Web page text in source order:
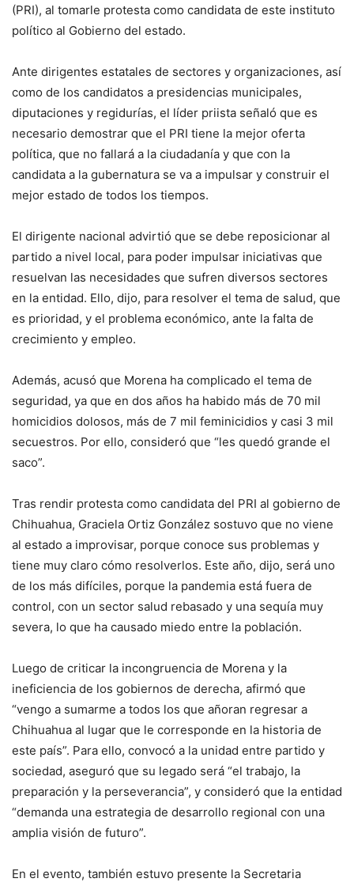
(PRI), al tomarle protesta como candidata de este instituto
político al Gobierno del estado.
Ante dirigentes estatales de sectores y organizaciones, así
como de los candidatos a presidencias municipales,
diputaciones y regidurías, el líder priista señaló que es
necesario demostrar que el PRI tiene la mejor oferta
política, que no fallará a la ciudadanía y que con la
candidata a la gubernatura se va a impulsar y construir el
mejor estado de todos los tiempos.
El dirigente nacional advirtió que se debe reposicionar al
partido a nivel local, para poder impulsar iniciativas que
resuelvan las necesidades que sufren diversos sectores
en la entidad. Ello, dijo, para resolver el tema de salud, que
es prioridad, y el problema económico, ante la falta de
crecimiento y empleo.
Además, acusó que Morena ha complicado el tema de
seguridad, ya que en dos años ha habido más de 70 mil
homicidios dolosos, más de 7 mil feminicidios y casi 3 mil
secuestros. Por ello, consideró que “les quedó grande el
saco”.
Tras rendir protesta como candidata del PRI al gobierno de
Chihuahua, Graciela Ortiz González sostuvo que no viene
al estado a improvisar, porque conoce sus problemas y
tiene muy claro cómo resolverlos. Este año, dijo, será uno
de los más difíciles, porque la pandemia está fuera de
control, con un sector salud rebasado y una sequía muy
severa, lo que ha causado miedo entre la población.
Luego de criticar la incongruencia de Morena y la
ineficiencia de los gobiernos de derecha, afirmó que
“vengo a sumarme a todos los que añoran regresar a
Chihuahua al lugar que le corresponde en la historia de
este país”. Para ello, convocó a la unidad entre partido y
sociedad, aseguró que su legado será “el trabajo, la
preparación y la perseverancia”, y consideró que la entidad
“demanda una estrategia de desarrollo regional con una
amplia visión de futuro”.
En el evento, también estuvo presente la Secretaria